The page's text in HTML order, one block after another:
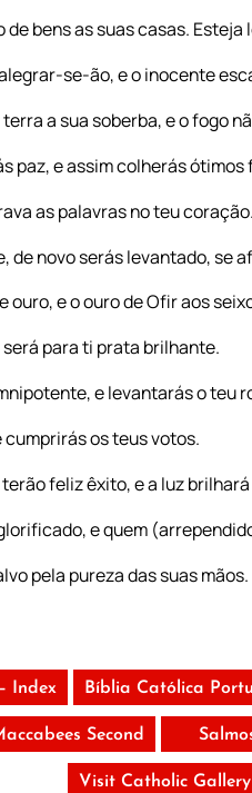
bens as suas casas.
se-ão, e o inocente
a sua soberba, e o fogo
paz, e assim colherás ótimos
as palavras no teu coração.
de novo serás levantado, se
ouro, e o ouro de Ofir aos
para ti prata brilhante.
e levantarás o teu
cumprirás os teus votos.
feliz êxito, e a luz
e quem
pela pureza das suas mãos.
Index Bíblia Católica
Second
Visit Catholic